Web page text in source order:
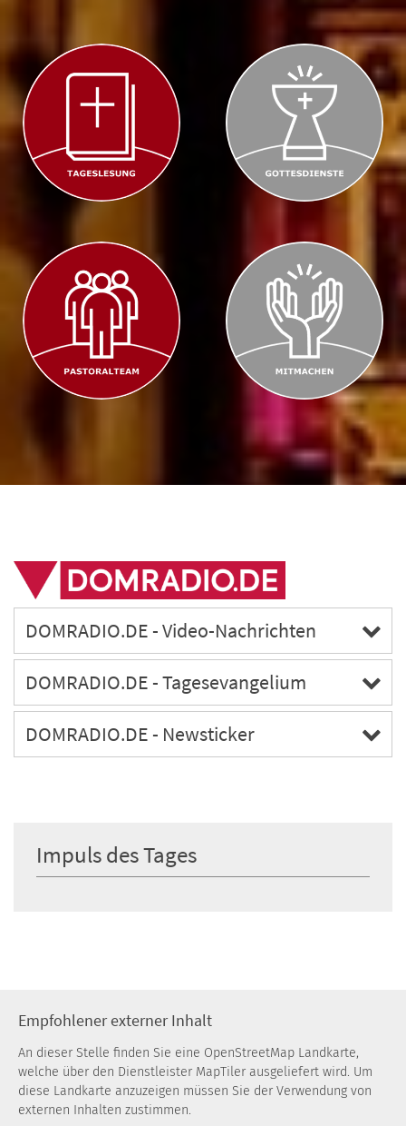
DOMRADIO.DE - Video-Nachrichten
DOMRADIO.DE - Tagesevangelium
DOMRADIO.DE - Newsticker
Impuls des Tages
Empfohlener externer Inhalt
An dieser Stelle finden Sie eine OpenStreetMap Landkarte,
welche über den Dienstleister MapTiler ausgeliefert wird. Um
diese Landkarte anzuzeigen müssen Sie der Verwendung von
externen Inhalten zustimmen.